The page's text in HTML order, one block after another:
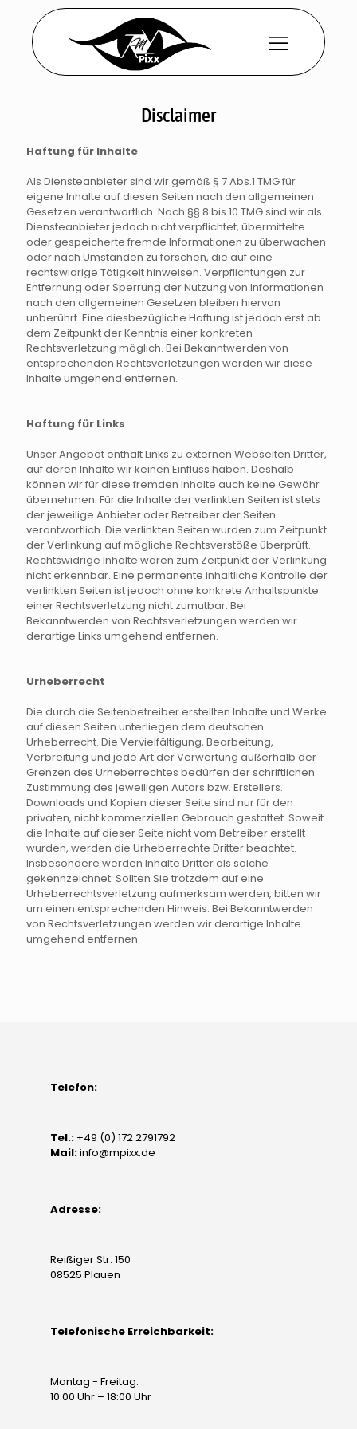
Disclaimer
Haftung für Inhalte
Als Diensteanbieter sind wir gemäß § 7 Abs.1 TMG für
eigene Inhalte auf diesen Seiten nach den allgemeinen
Gesetzen verantwortlich. Nach §§ 8 bis 10 TMG sind wir als
Diensteanbieter jedoch nicht verpflichtet, übermittelte
oder gespeicherte fremde Informationen zu überwachen
oder nach Umständen zu forschen, die auf eine
rechtswidrige Tätigkeit hinweisen. Verpflichtungen zur
Entfernung oder Sperrung der Nutzung von Informationen
nach den allgemeinen Gesetzen bleiben hiervon
unberührt. Eine diesbezügliche Haftung ist jedoch erst ab
dem Zeitpunkt der Kenntnis einer konkreten
Rechtsverletzung möglich. Bei Bekanntwerden von
entsprechenden Rechtsverletzungen werden wir diese
Inhalte umgehend entfernen.
Haftung für Links
Unser Angebot enthält Links zu externen Webseiten Dritter,
auf deren Inhalte wir keinen Einfluss haben. Deshalb
können wir für diese fremden Inhalte auch keine Gewähr
übernehmen. Für die Inhalte der verlinkten Seiten ist stets
der jeweilige Anbieter oder Betreiber der Seiten
verantwortlich. Die verlinkten Seiten wurden zum Zeitpunkt
der Verlinkung auf mögliche Rechtsverstöße überprüft.
Rechtswidrige Inhalte waren zum Zeitpunkt der Verlinkung
nicht erkennbar. Eine permanente inhaltliche Kontrolle der
verlinkten Seiten ist jedoch ohne konkrete Anhaltspunkte
einer Rechtsverletzung nicht zumutbar. Bei
Bekanntwerden von Rechtsverletzungen werden wir
derartige Links umgehend entfernen.
Urheberrecht
Die durch die Seitenbetreiber erstellten Inhalte und Werke
auf diesen Seiten unterliegen dem deutschen
Urheberrecht. Die Vervielfältigung, Bearbeitung,
Verbreitung und jede Art der Verwertung außerhalb der
Grenzen des Urheberrechtes bedürfen der schriftlichen
Zustimmung des jeweiligen Autors bzw. Erstellers.
Downloads und Kopien dieser Seite sind nur für den
privaten, nicht kommerziellen Gebrauch gestattet. Soweit
die Inhalte auf dieser Seite nicht vom Betreiber erstellt
wurden, werden die Urheberrechte Dritter beachtet.
Insbesondere werden Inhalte Dritter als solche
gekennzeichnet. Sollten Sie trotzdem auf eine
Urheberrechtsverletzung aufmerksam werden, bitten wir
um einen entsprechenden Hinweis. Bei Bekanntwerden
von Rechtsverletzungen werden wir derartige Inhalte
umgehend entfernen.
Telefon:
Tel.: +49 (0) 172 2791792
Mail:info@mpixx.de
Adresse:
Reißiger Str. 150
08525 Plauen
Telefonische Erreichbarkeit:
Montag - Freitag:
10:00 Uhr – 18:00 Uhr